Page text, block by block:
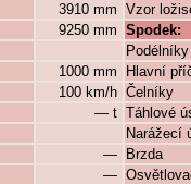
3910 mm Vzor
9250 mm Spodek:
Podélníky
1000 mm Hlavní
100 km/h Čelníky
— t Táhlové
Narážecí
— Brzda
—